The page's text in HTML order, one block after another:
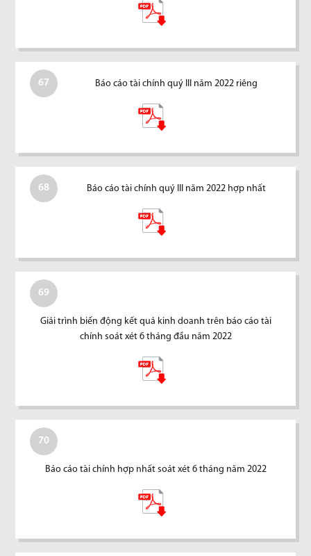
67 Báo cáo tài chính quý III năm 2022 riêng
68 Báo cáo tài chính quý III năm 2022 hợp nhất
69
Giải trình biến động kết quả kinh doanh trên báo cáo tài
chính soát xét 6 tháng đầu năm 2022
70
Báo cáo tài chính hợp nhất soát xét 6 tháng năm 2022